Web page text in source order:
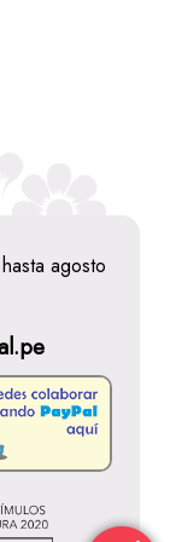
agosto